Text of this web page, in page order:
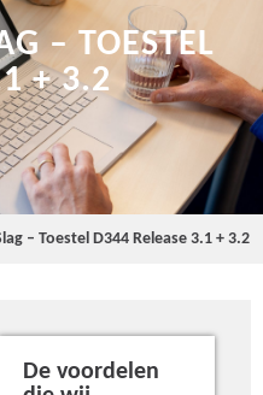
– TOESTEL
+ 3.2
– Toestel D344 Release 3.1 + 3.2
De voordelen